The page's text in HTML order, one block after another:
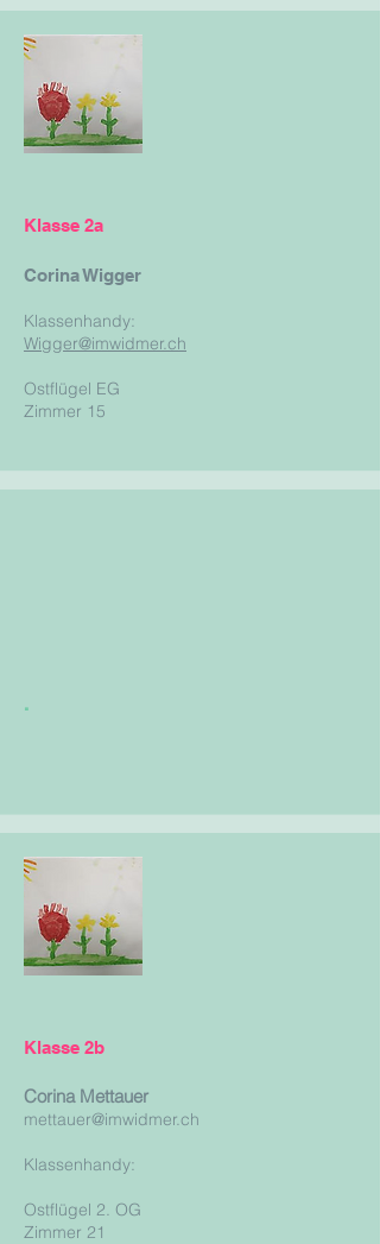
Klasse 2a
Corina Wigger
Klassenhandy:
Wigger@imwidmer.ch
Ostflügel EG
Zimmer 15
.
Klasse 2b
Corina Mettauer
mettauer@imwidmer.ch
Klassenhandy:
Ostflügel 2. OG
Zimmer 21